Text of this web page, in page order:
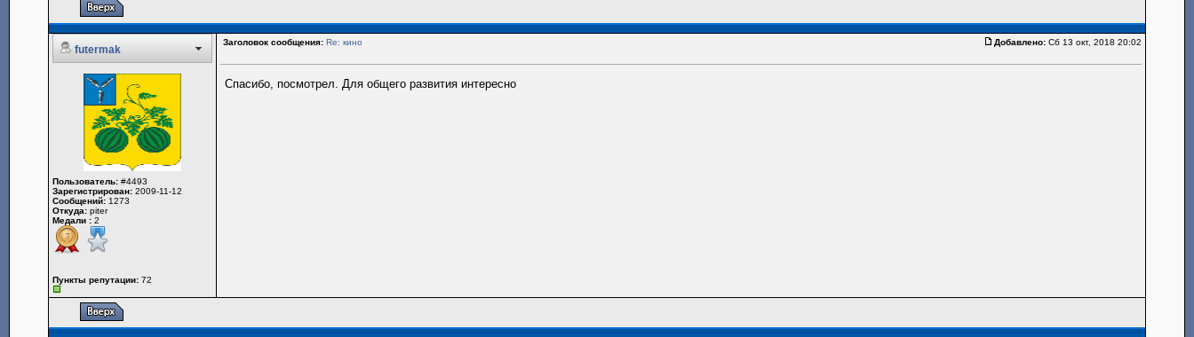
futermak
Заголовок сообщения: Re: кино Добавлено:Сб 13 окт, 2018 20:02
Пользователь:#4493
Зарегистрирован:2009-11-12
Сообщений:1273
Откуда:piter
Медали :2
Пункты репутации:72
Спасибо, посмотрел. Для общего развития интересно